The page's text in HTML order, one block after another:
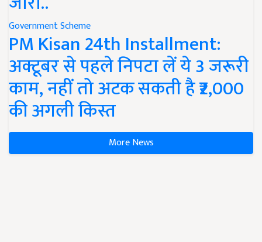
Government Scheme
PM Kisan 24th Installment:
अक्टूबर से पहले निपटा लें ये 3 जरूरी
काम, नहीं तो अटक सकती है ₹2,000
की अगली किस्त
More News